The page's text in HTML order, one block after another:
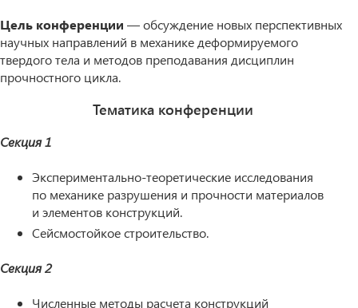
Цель конференции — обсуждение новых перспективных
научных направлений в механике деформируемого
твердого тела и методов преподавания дисциплин
прочностного цикла.
Тематика конференции
Секция 1
Экспериментально-теоретические исследования
по механике разрушения и прочности материалов
и элементов конструкций.
Сейсмостойкое строительство.
Секция 2
Численные методы расчета конструкций